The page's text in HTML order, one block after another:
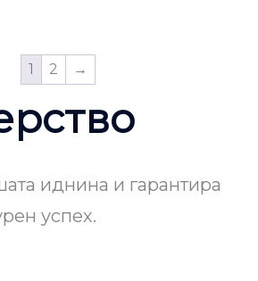
1 2 →
иднина и гарантира
успех.